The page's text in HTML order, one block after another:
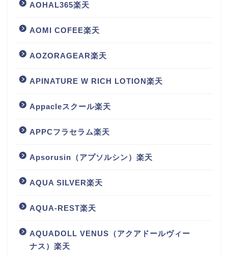
AOHAL365楽天
AOMI COFEE楽天
AOZORAGEAR楽天
APINATURE W RICH LOTION楽天
Appacleスクール楽天
APPCフラセラム楽天
Apsorusin（アプソルシン）楽天
AQUA SILVER楽天
AQUA-REST楽天
AQUADOLL VENUS（アクアドールヴィー
ナス）楽天